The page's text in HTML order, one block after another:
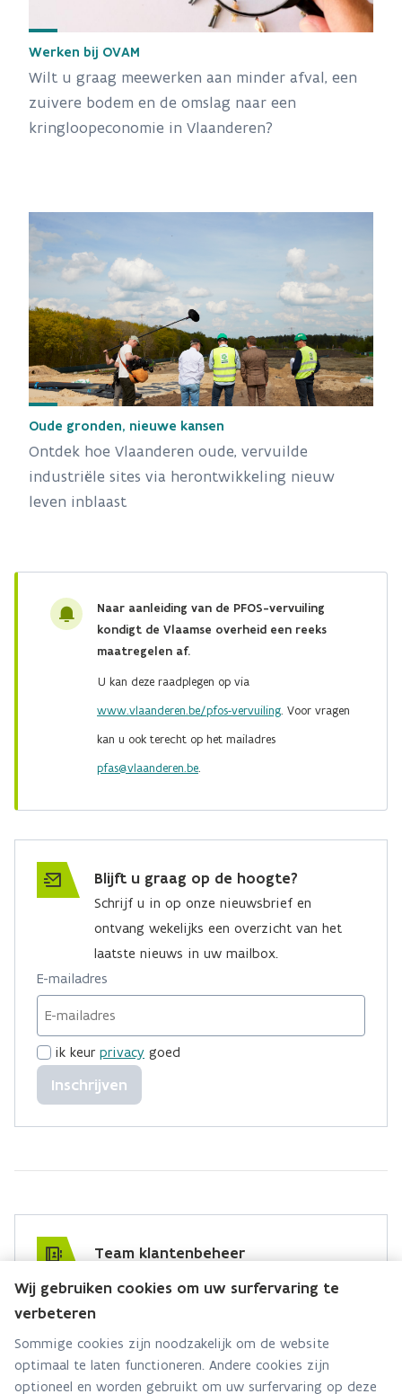
Werken bij OVAM
Wilt u graag meewerken aan minder afval, een
zuivere bodem en de omslag naar een
kringloopeconomie in Vlaanderen?
Oude gronden, nieuwe kansen
Ontdek hoe Vlaanderen oude, vervuilde
industriële sites via herontwikkeling nieuw
leven inblaast
Naar aanleiding van de PFOS-vervuiling
kondigt de Vlaamse overheid een reeks
maatregelen af.
U kan deze raadplegen op via
www.vlaanderen.be/pfos-vervuiling. Voor vragen
kan u ook terecht op het mailadres
pfas@vlaanderen.be.
Blijft u graag op de hoogte?
Schrijf u in op onze nieuwsbrief en
ontvang wekelijks een overzicht van het
laatste nieuws in uw mailbox.
E-mailadres
ik keur privacy goed
Inschrijven
Team klantenbeheer
Hebt u een vraag voor dit team? Stel ze hier:
Via contact formulier
Alle contactgegevens
Wij gebruiken cookies om uw surfervaring te
verbeteren
Sommige cookies zijn noodzakelijk om de website
optimaal te laten functioneren. Andere cookies zijn
optioneel en worden gebruikt om uw surfervaring op deze